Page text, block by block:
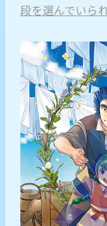
段を選んでいら